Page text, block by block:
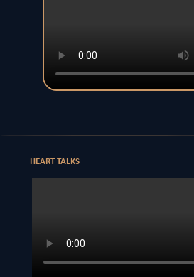
HEART TALKS